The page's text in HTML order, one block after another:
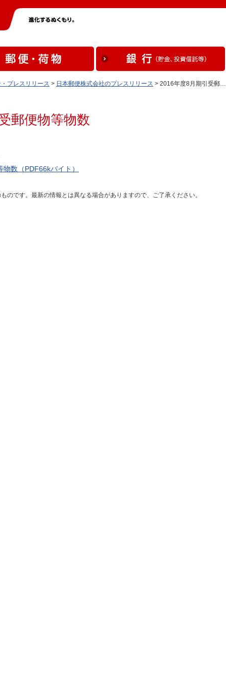
プレスリリース > 日本郵便株式会社のプレスリリース > 2016年度8月期引受郵…
郵便物等物数
数（PDF66kバイト）
のです。最新の情報とは異なる場合がありますので、ご了承ください。